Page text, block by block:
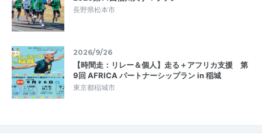
長野県松本市
2026/9/26
【時間走：リレー＆個人】走る＋アフリカ支援 第
9回 AFRICA パートナーシップラン in 稲城
東京都稲城市